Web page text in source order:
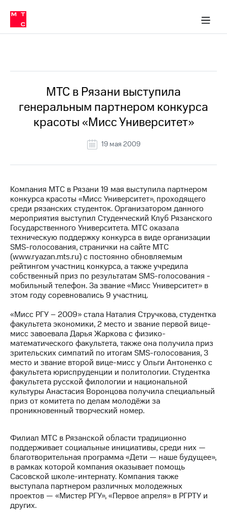
Медиа-центр
и акционерам
Устойчивое развитие
Комплаенс и деловая этика
компании
Карьера
История
компании
Руководство
информация
Контакты
Медиа-центр
Пресс-
релизы
МТС
о технологиях
Достижения
Интервью
Финансовая
отчетность
Контакты
Пригласить
спикера
и акционерам
Корпоративное
управление
секретарь
Раскрытие
информации
Информация
акционерам
Документы
ПАО
в МТС
Пресс-
релизы
МТС
о технологиях
МТС в Рязани выступила
генеральным партнером конкурса
красоты «Мисс Университет»
19 мая 2009
Компания МТС в Рязани 19 мая выступила партнером
конкурса красоты «Мисс Университет», проходящего
среди рязанских студенток. Организатором данного
мероприятия выступил Студенческий Клуб Рязанского
Государственного Университета. МТС оказала
техническую поддержку конкурса в виде организации
SMS-голосования, странички на сайте МТС
(www.ryazan.mts.ru) с постоянно обновляемым
рейтингом участниц конкурса, а также учредила
собственный приз по результатам SMS-голосования -
мобильный телефон. За звание «Мисс Университет» в
этом году соревновались 9 участниц.
«Мисс РГУ – 2009» стала Наталия Стручкова, студентка
факультета экономики, 2 место и звание первой вице-
мисс завоевала Дарья Жаркова с физико-
математического факультета, также она получила приз
зрительских симпатий по итогам SMS-голосования, 3
место и звание второй вице-мисс у Ольги Антоненко с
факультета юриспруденции и политологии. Студентка
факультета русской филологии и национальной
культуры Анастасия Воронцова получила специальный
приз от комитета по делам молодёжи за
проникновенный творческий номер.
Филиал МТС в Рязанской области традиционно
поддерживает социальные инициативы, среди них —
благотворительная программа «Дети — наше будущее»,
в рамках которой компания оказывает помощь
Сасовской школе-интернату. Компания также
выступала партнером различных молодежных
проектов — «Мистер РГУ», «Первое апреля» в РГРТУ и
других.